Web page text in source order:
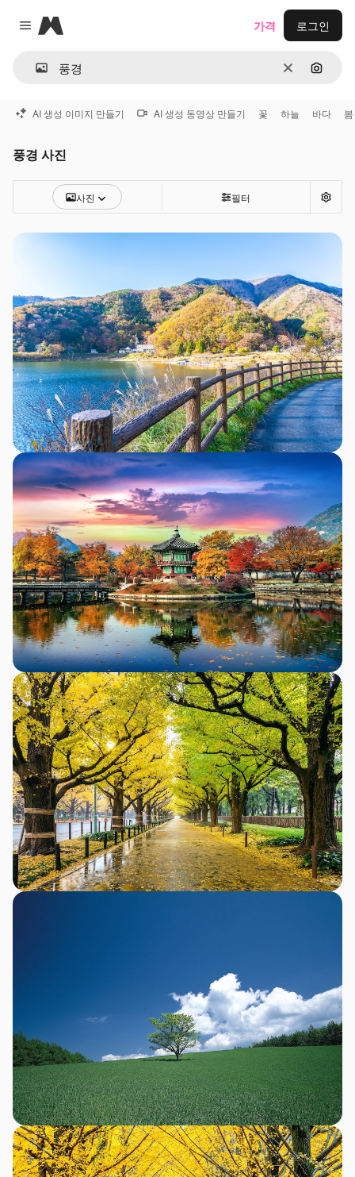
Close menu
Magnific
지우기이미지
가격 로그인
AI 생성 이미지 만들기 AI 생성 동영상 만들기 꽃 하늘 바다 봄
풍경 사진
사진 필터